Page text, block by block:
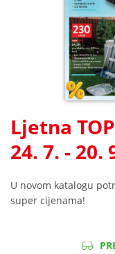
Ljetna
24. 7. - 20.
U novom katalogu
super cijenama!